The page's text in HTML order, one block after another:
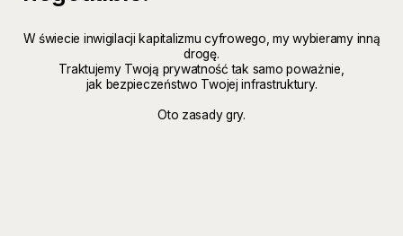
W świecie inwigilacji kapitalizmu cyfrowego, my wybieramy inną
drogę.
Traktujemy Twoją prywatność tak samo poważnie,
jak bezpieczeństwo Twojej infrastruktury.
Oto zasady gry.